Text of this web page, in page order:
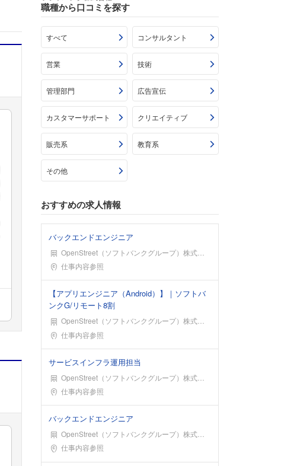
職種から口コミを探す
すべて コンサルタント
営業 技術
管理部門 広告宣伝
カスタマーサポート クリエイティブ
販売系 教育系
その他
おすすめの求人情報
バックエンドエンジニア
OpenStreet（ソフトバンクグループ）株式会社
勤務地仕事内容参照
【アプリエンジニア（Android）】｜ソフトバ
ンクG/リモート8割
OpenStreet（ソフトバンクグループ）株式会社
勤務地仕事内容参照
サービスインフラ運用担当
OpenStreet（ソフトバンクグループ）株式会社
勤務地仕事内容参照
バックエンドエンジニア
OpenStreet（ソフトバンクグループ）株式会社
勤務地仕事内容参照